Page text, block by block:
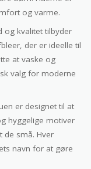
og varme.
og kvalitet tilbyder
der er ideelle til
at vaske og
valg for moderne
er designet til at
hyggelige motiver
de små. Hver
navn for at gøre